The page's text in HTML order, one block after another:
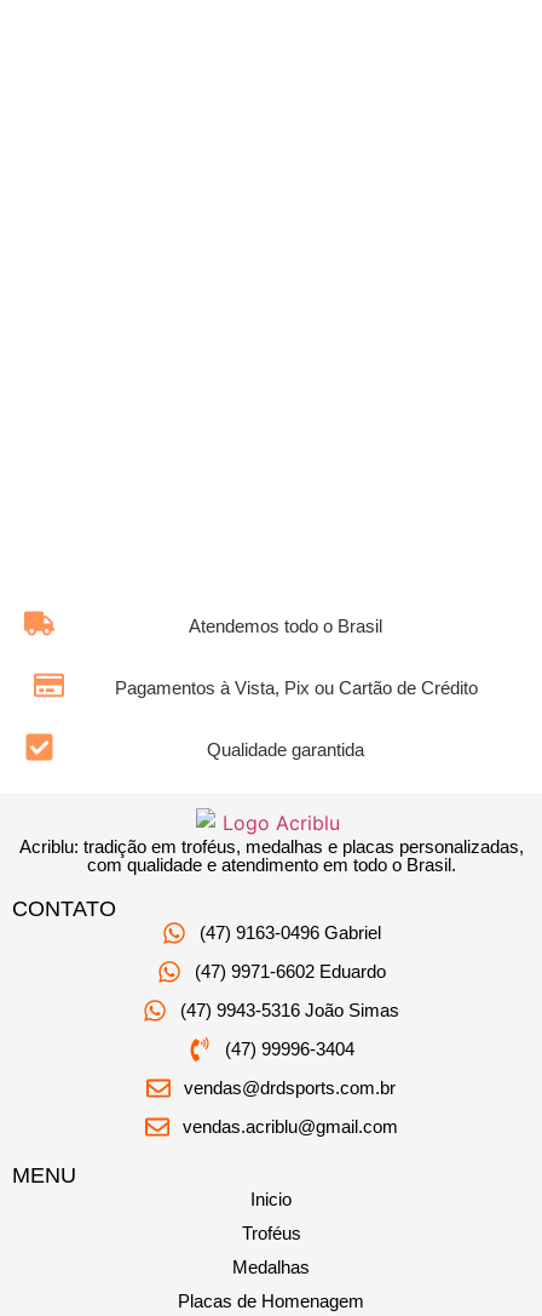
Atendemos todo o Brasil
Pagamentos à Vista, Pix ou Cartão de Crédito
Qualidade garantida
Acriblu: tradição em troféus, medalhas e placas personalizadas,
com qualidade e atendimento em todo o Brasil.
CONTATO
(47) 9163-0496 Gabriel
(47) 9971-6602 Eduardo
(47) 9943-5316 João Simas
(47) 99996-3404
vendas@drdsports.com.br
vendas.acriblu@gmail.com
MENU
Inicio
Troféus
Medalhas
Placas de Homenagem